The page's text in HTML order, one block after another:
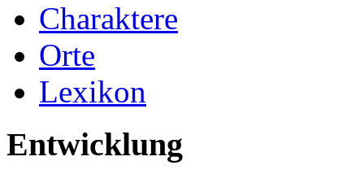
Charaktere
Orte
Lexikon
Entwicklung